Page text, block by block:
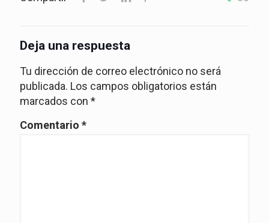
Deja una respuesta
Tu dirección de correo electrónico no será
publicada. Los campos obligatorios están
marcados con *
Comentario *